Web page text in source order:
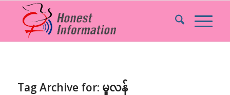
Tag Archive for: မူလန်